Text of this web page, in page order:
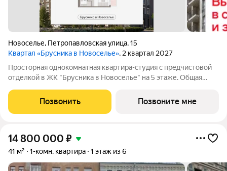
Новоселье, Петропавловская улица,15
Квартал «Брусника в Новоселье», 2 квартал 2027
Просторная однокомнатная квартира-студия с предчистовой
отделкой в ЖК "Брусника в Новоселье" на 5 этаже. Общая
городской поселок в Ломоносовском районе Ленинградской
области. Он расположен в
Позвонить Позвоните мне
14 800 000 ₽
41 м² 1-комн. квартира 1 этаж из 6